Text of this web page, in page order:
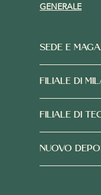
GENERALE
SEDE E
FILIALE DI
FILIALE DI
NUOVO